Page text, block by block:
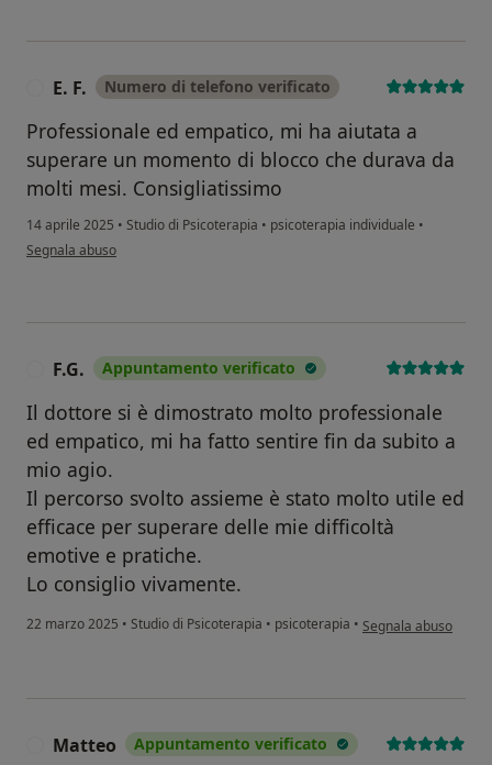
E. F. Numero di telefono verificato
Professionale ed empatico, mi ha aiutata a
superare un momento di blocco che durava da
molti mesi. Consigliatissimo
14 aprile 2025 • Studio di Psicoterapia • psicoterapia individuale •
secondo l'opinione dell'utente E. F.
Segnala abuso
F.G. Appuntamento verificato
Il dottore si è dimostrato molto professionale
ed empatico, mi ha fatto sentire fin da subito a
mio agio.
Il percorso svolto assieme è stato molto utile ed
efficace per superare delle mie difficoltà
emotive e pratiche.
Lo consiglio vivamente.
22 marzo 2025 • Studio di Psicoterapia • psicoterapia • secondo l'opinione
Segnala abuso
Matteo Appuntamento verificato